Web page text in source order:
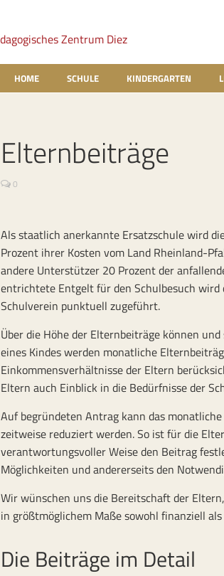
HOME SCHULE KINDERGARTEN
Elternbeiträge
0
Als staatlich anerkannte Ersatzschule wird
Prozent ihrer Kosten vom Land Rheinland-
andere Unterstützer 20 Prozent der
entrichtete Entgelt für den Schulbesuch
Schulverein punktuell zugeführt.
Über die Höhe der Elternbeiträge können
eines Kindes werden monatliche
Einkommensverhältnisse der Eltern
Eltern auch Einblick in die Bedürfnisse der
Auf begründeten Antrag kann das
zeitweise reduziert werden. So ist für die
verantwortungsvoller Weise den Beitrag
Möglichkeiten und andererseits den
Wir wünschen uns die Bereitschaft der
in größtmöglichem Maße sowohl finanziell
Die Beiträge im Detail